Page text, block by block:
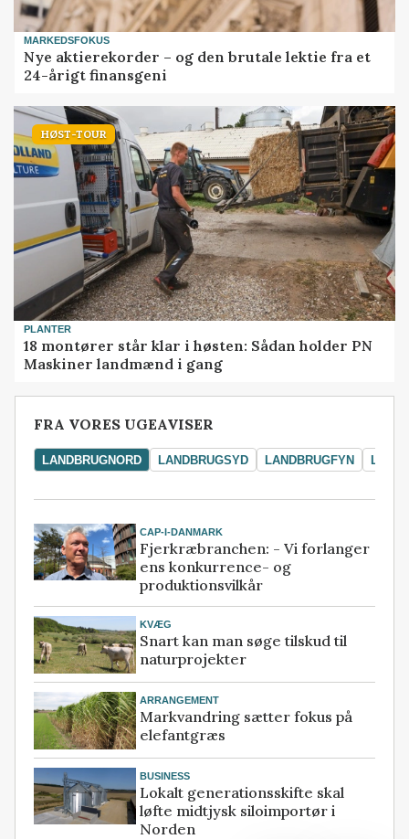
MARKEDSFOKUS
Nye aktierekorder – og den brutale lektie fra et
24-årigt finansgeni
HØST-TOUR
PLANTER
18 montører står klar i høsten: Sådan holder PN
Maskiner landmænd i gang
FRA VORES UGEAVISER
LANDBRUGNORD LANDBRUGSYD LANDBRUGFYN
CAP-I-DANMARK
Fjerkræbranchen: - Vi forlanger
ens konkurrence- og
produktionsvilkår
KVÆG
Snart kan man søge tilskud til
naturprojekter
ARRANGEMENT
Markvandring sætter fokus på
elefantgræs
BUSINESS
Lokalt generationsskifte skal
løfte midtjysk siloimportør i
Norden